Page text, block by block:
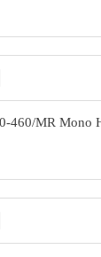
460/MR Mono